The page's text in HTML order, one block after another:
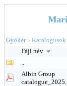
Gyökér> Katalogusok
Fájl név
..
Albin Group